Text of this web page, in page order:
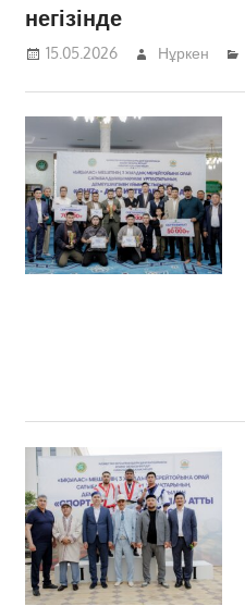
негізінде
15.05.2026 Нұркен